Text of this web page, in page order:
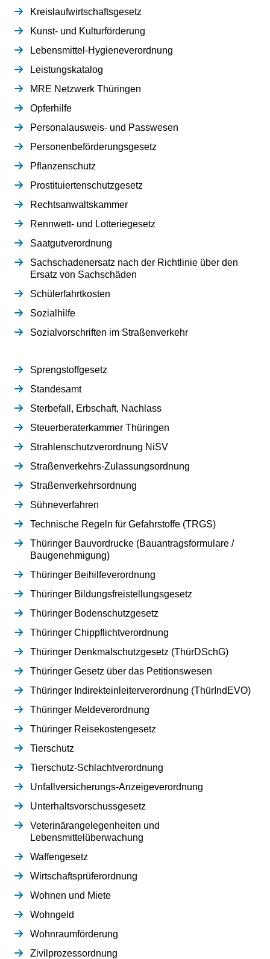
Kreislaufwirtschaftsgesetz
Kunst- und Kulturförderung
Lebensmittel-Hygieneverordnung
Leistungskatalog
MRE Netzwerk Thüringen
Opferhilfe
Personalausweis- und Passwesen
Personenbeförderungsgesetz
Pflanzenschutz
Prostituiertenschutzgesetz
Rechtsanwaltskammer
Rennwett- und Lotteriegesetz
Saatgutverordnung
Sachschadenersatz nach der Richtlinie über den
Ersatz von Sachschäden
Schülerfahrtkosten
Sozialhilfe
Sozialvorschriften im Straßenverkehr
Sprengstoffgesetz
Standesamt
Sterbefall, Erbschaft, Nachlass
Steuerberaterkammer Thüringen
Strahlenschutzverordnung NiSV
Straßenverkehrs-Zulassungsordnung
Straßenverkehrsordnung
Sühneverfahren
Technische Regeln für Gefahrstoffe (TRGS)
Thüringer Bauvordrucke (Bauantragsformulare /
Baugenehmigung)
Thüringer Beihilfeverordnung
Thüringer Bildungsfreistellungsgesetz
Thüringer Bodenschutzgesetz
Thüringer Chippflichtverordnung
Thüringer Denkmalschutzgesetz (ThürDSchG)
Thüringer Gesetz über das Petitionswesen
Thüringer Indirekteinleiterverordnung (ThürIndEVO)
Thüringer Meldeverordnung
Thüringer Reisekostengesetz
Tierschutz
Tierschutz-Schlachtverordnung
Unfallversicherungs-Anzeigeverordnung
Unterhaltsvorschussgesetz
Veterinärangelegenheiten und
Lebensmittelüberwachung
Waffengesetz
Wirtschaftsprüferordnung
Wohnen und Miete
Wohngeld
Wohnraumförderung
Zivilprozessordnung